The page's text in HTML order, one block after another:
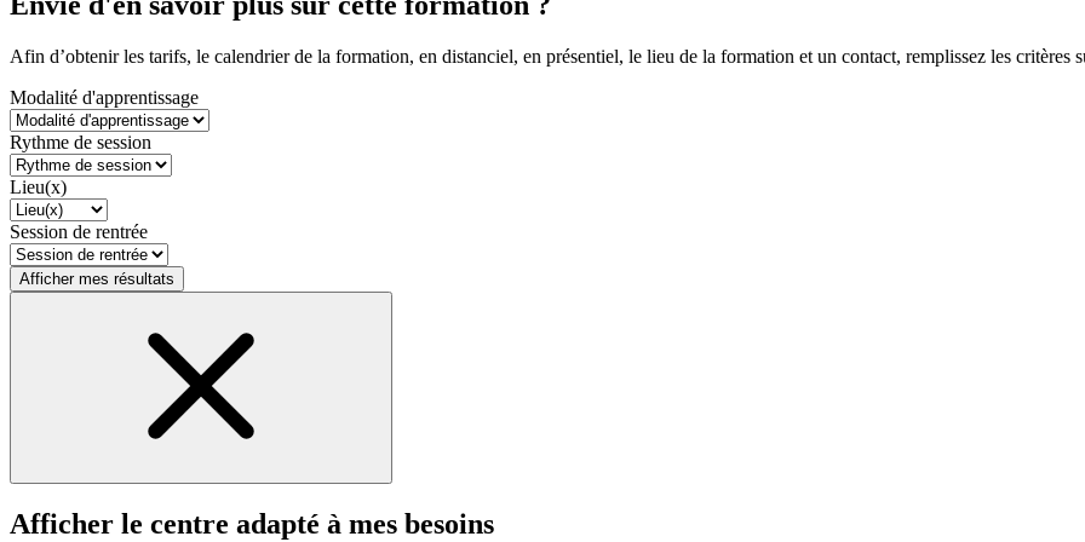
Afin d’obtenir les tarifs, le calendrier de la formation, en distanciel, en présentiel, le lieu de la formation et un contact, remplissez les critères
Modalité d'apprentissage
Rythme de session
Lieu(x)
Session de rentrée
Afficher mes résultats
Afficher le centre adapté à mes besoins